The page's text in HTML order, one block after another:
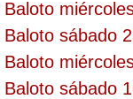
Baloto
Baloto sábado
Baloto
Baloto sábado